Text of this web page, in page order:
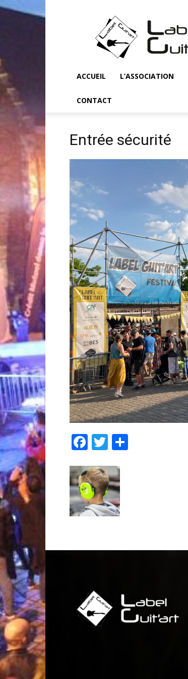
Label
Guit'art
ACCUEIL L’ASSOCIATION
CONTACT
Entrée sécurité
Facebook
Twitter